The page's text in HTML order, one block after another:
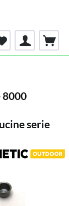
8000
serie